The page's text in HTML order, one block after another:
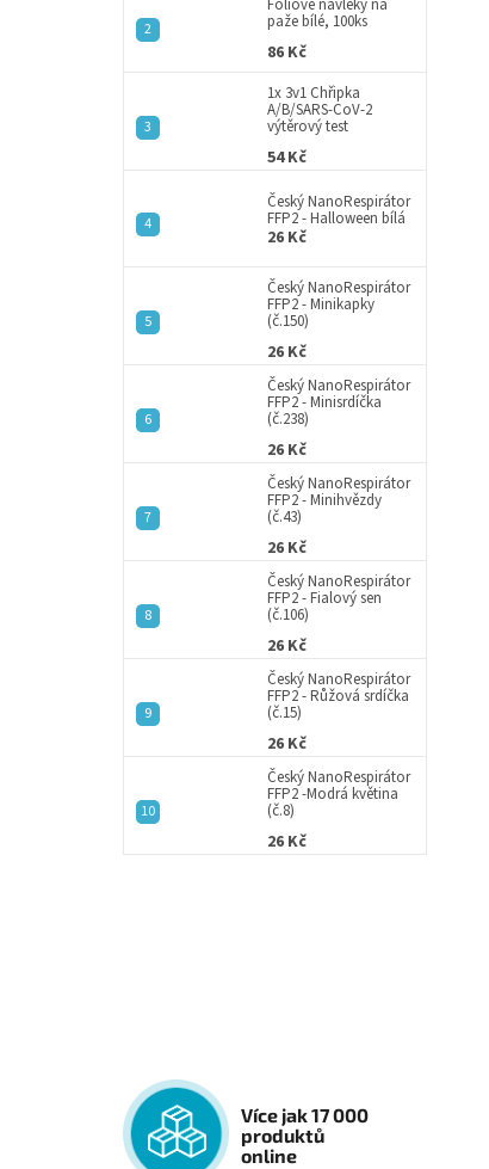
paže bílé, 100ks
86 Kč
1x 3v1 Chřipka
A/B/SARS-CoV-2
výtěrový test
54 Kč
Český NanoRespirátor
FFP2 - Halloween bílá
26 Kč
Český NanoRespirátor
FFP2 - Minikapky
(č.150)
26 Kč
Český NanoRespirátor
FFP2 - Minisrdíčka
(č.238)
26 Kč
Český NanoRespirátor
FFP2 - Minihvězdy
(č.43)
26 Kč
Český NanoRespirátor
FFP2 - Fialový sen
(č.106)
26 Kč
Český NanoRespirátor
FFP2 - Růžová srdíčka
(č.15)
26 Kč
Český NanoRespirátor
FFP2 -Modrá květina
(č.8)
26 Kč
Více jak 17 000
produktů
online